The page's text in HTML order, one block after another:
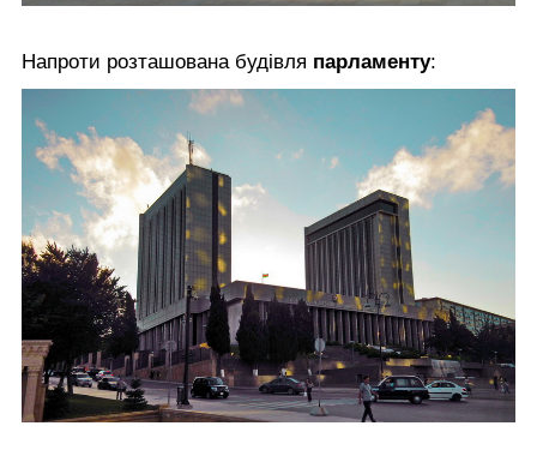
Напроти розташована будівля парламенту: